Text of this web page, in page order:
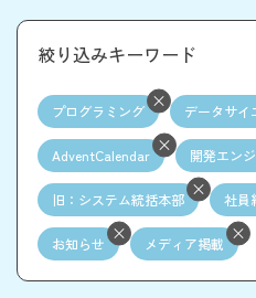
絞り込みキーワード
プログラミング データサイ
AdventCalendar 開発エン
旧：システム統括本部 社員
お知らせ メディア掲載